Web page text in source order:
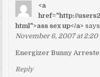
<a
href="http://
html">ass sex up</a>
November 6, 2007 at 2:20
Energizer Bunny
Reply